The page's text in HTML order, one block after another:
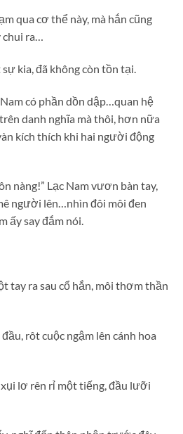
qua cơ thể này, mà hắn cũng
chui ra…
kia, đã không còn tồn tại.
có phần dồn dập…quan hệ
danh nghĩa mà thôi, hơn nữa
kích thích khi hai người động
nàng!” Lạc Nam vươn bàn tay,
người lên…nhìn đôi môi đen
ấy say đắm nói.
tay ra sau cổ hắn, môi thơm thần
rôt cuộc ngậm lên cánh hoa
lơ rên rỉ một tiếng, đầu lưỡi